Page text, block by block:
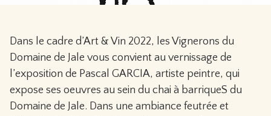
Dans le cadre d’Art & Vin 2022, les Vignerons du
Domaine de Jale vous convient au vernissage de
l’exposition de Pascal GARCIA, artiste peintre, qui
expose ses oeuvres au sein du chai à barriqueS du
Domaine de Jale. Dans une ambiance feutrée et